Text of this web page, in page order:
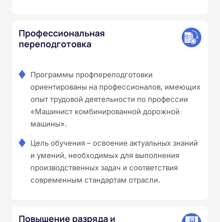
Профессиональная
переподготовка
Программы профпереподготовки
ориентированы на профессионалов, имеющих
опыт трудовой деятельности по профессии
«Машинист комбинированной дорожной
машины».
Цель обучения – освоение актуальных знаний
и умений, необходимых для выполнения
производственных задач и соответствия
современным стандартам отрасли.
Повышение разряда и